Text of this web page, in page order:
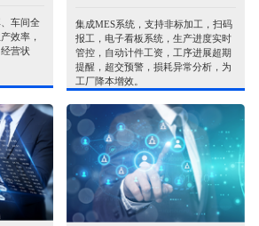
车间全
效率，
营状
集成MES系统，支持非标加工，扫码
报工，电子看板系统，生产进度实时
管控，自动计件工资，工序进展超期
提醒，超交预警，损耗异常分析，为
工厂降本增效。